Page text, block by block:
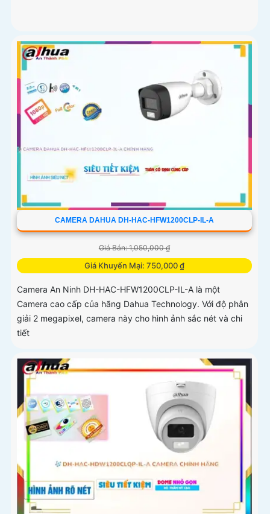
CAMERA DAHUA DH-HAC-HFW1200CLP-IL-A
Giá Bán: 1,050,000 ₫
Giá Khuyến Mại: 750,000 ₫
Camera An Ninh DH-HAC-HFW1200CLP-IL-A là một
Camera cao cấp của hãng Dahua Technology. Với độ phân
giải 2 megapixel, camera này cho hình ảnh sắc nét và chi
tiết